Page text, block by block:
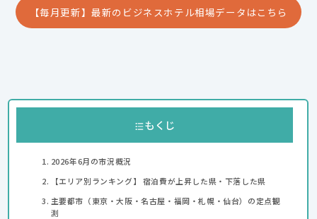
【毎月更新】最新のビジネスホテル相場データはこちら
もくじ
2026年6月の市況概況
【エリア別ランキング】 宿泊費が上昇した県・下落した県
主要都市（東京・大阪・名古屋・福岡・札幌・仙台）の定点観
測